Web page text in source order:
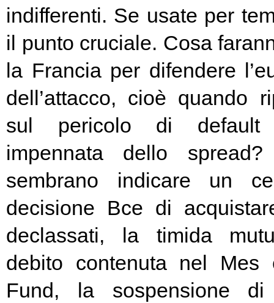
indifferenti. Se usate per
il punto cruciale. Cosa
la Francia per difendere
dell’attacco, cioè quando
sul pericolo di default
impennata dello
sembrano indicare un
decisione Bce di
declassati, la timida
debito contenuta nel Mes
Fund, la sospensione di